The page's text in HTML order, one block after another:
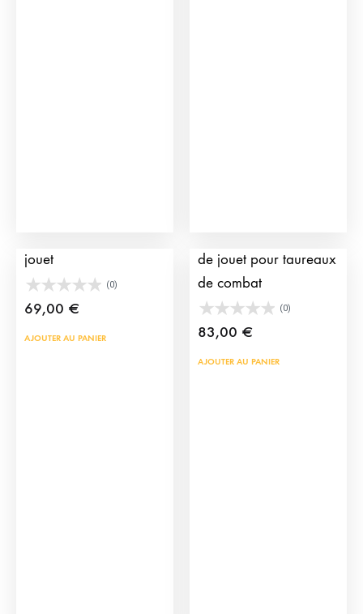
produit
jouet
(0)
69,00 €
AJOUTER AU PANIER
de jouet pour taureaux
de combat
(0)
83,00 €
AJOUTER AU PANIER